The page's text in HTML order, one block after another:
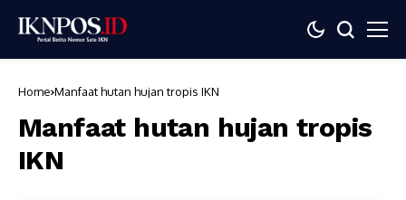
Home Manfaat hutan hujan tropis IKN
Manfaat hutan hujan tropis
IKN